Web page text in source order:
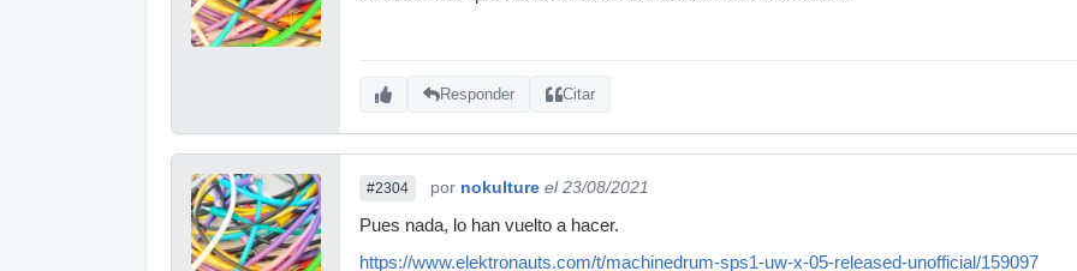
Responder Citar
#2304 por nokulture el 23/08/2021
Pues nada, lo han vuelto a hacer.
https://www.elektronauts.com/t/machinedrum-sps1-uw-x-05-released-unofficial/159097